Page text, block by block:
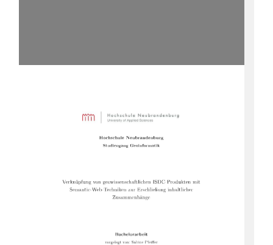
Ho chschule Neubrandenburg
Studiengang Geoinformatik
Verknüpfung von geowissenschaftlichen ISDC-Pro dukten mit
Semantic-Web-Techniken zur Erschlieÿung inhaltlicher
Zusammenhänge
Bachelorarb eit
vorgelegt von: Sabine Pfeier